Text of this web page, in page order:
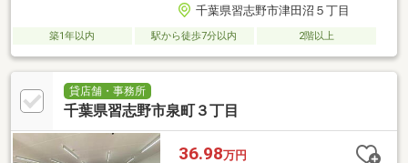
千葉県習志野市津田沼５丁目
築1年以内 駅から徒歩7分以内 2階以上
貸店舗・事務所
千葉県習志野市泉町３丁目
36.98万円